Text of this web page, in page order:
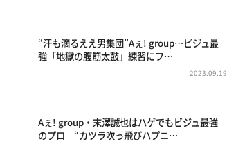
“汗も滴るええ男集団”Aぇ! group…ビジュ最
強「地獄の腹筋太鼓」練習にフ…
2023.09.19
Aぇ! group・末澤誠也はハゲでもビジュ最強
のプロ “カツラ吹っ飛びハプニ…